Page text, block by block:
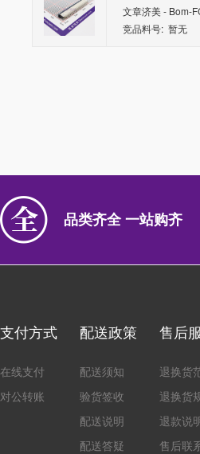
文章济美 - Bom-
竞品料号: 暂无
品类齐全 一站购齐
支付方式
在线支付
对公转账
配送政策
配送须知
验货签收
配送说明
配送答疑
售后
退换货
退换货
退款说
售后联